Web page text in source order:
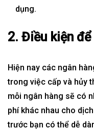
dụng.
2. Điều kiện để
Hiện nay các ngân
trong việc cấp và hủy
mỗi ngân hàng sẽ có
phí khác nhau cho
trước bạn có thể dễ